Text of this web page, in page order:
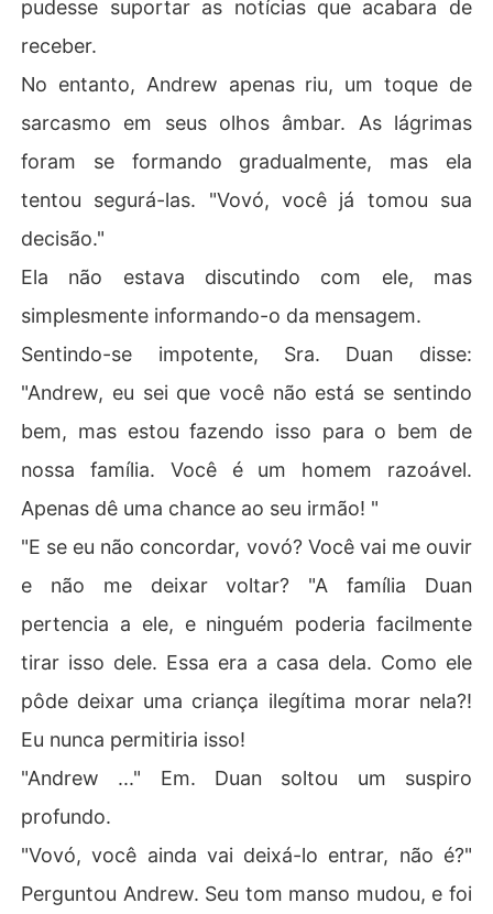
pudesse suportar as notícias que acabara de
receber.
No entanto, Andrew apenas riu, um toque de
sarcasmo em seus olhos âmbar. As lágrimas
foram se formando gradualmente, mas ela
tentou segurá-las. "Vovó, você já tomou sua
decisão."
Ela não estava discutindo com ele, mas
simplesmente informando-o da mensagem.
Sentindo-se impotente, Sra. Duan disse:
"Andrew, eu sei que você não está se sentindo
bem, mas estou fazendo isso para o bem de
nossa família. Você é um homem razoável.
Apenas dê uma chance ao seu irmão! "
"E se eu não concordar, vovó? Você vai me ouvir
e não me deixar voltar? "A família Duan
pertencia a ele, e ninguém poderia facilmente
tirar isso dele. Essa era a casa dela. Como ele
pôde deixar uma criança ilegítima morar nela?!
Eu nunca permitiria isso!
"Andrew ..." Em. Duan soltou um suspiro
profundo.
"Vovó, você ainda vai deixá-lo entrar, não é?"
Perguntou Andrew. Seu tom manso mudou, e foi